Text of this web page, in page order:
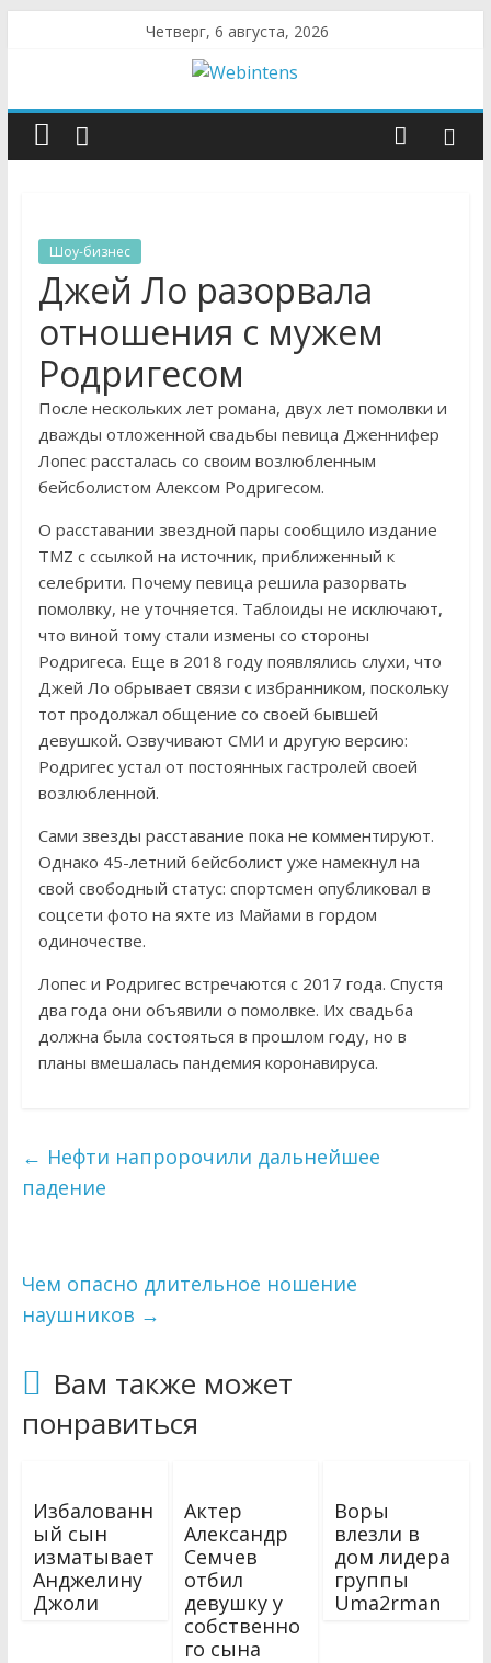
Четверг, 6 августа, 2026
Шоу-бизнес
Джей Ло разорвала
отношения с мужем
Родригесом
После нескольких лет романа, двух лет помолвки и
дважды отложенной свадьбы певица Дженнифер
Лопес рассталась со своим возлюбленным
бейсболистом Алексом Родригесом.
О расставании звездной пары сообщило издание
TMZ с ссылкой на источник, приближенный к
селебрити. Почему певица решила разорвать
помолвку, не уточняется. Таблоиды не исключают,
что виной тому стали измены со стороны
Родригеса. Еще в 2018 году появлялись слухи, что
Джей Ло обрывает связи с избранником, поскольку
тот продолжал общение со своей бывшей
девушкой. Озвучивают СМИ и другую версию:
Родригес устал от постоянных гастролей своей
возлюбленной.
Сами звезды расставание пока не комментируют.
Однако 45-летний бейсболист уже намекнул на
свой свободный статус: спортсмен опубликовал в
соцсети фото на яхте из Майами в гордом
одиночестве.
Лопес и Родригес встречаются с 2017 года. Спустя
два года они объявили о помолвке. Их свадьба
должна была состояться в прошлом году, но в
планы вмешалась пандемия коронавируса.
← Нефти напророчили дальнейшее
падение
Чем опасно длительное ношение
наушников →
Вам также может
понравиться
Избалованн
ый сын
изматывает
Анджелину
Джоли
Актер
Александр
Семчев
отбил
девушку у
собственно
го сына
Воры
влезли в
дом лидера
группы
Uma2rman